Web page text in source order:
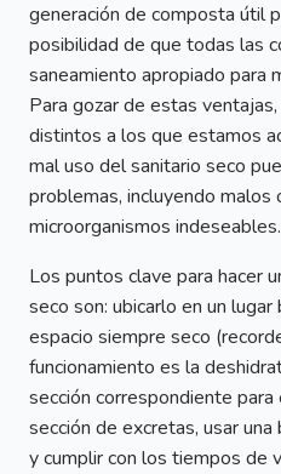
generación de composta útil
posibilidad de que todas las
saneamiento apropiado para
Para gozar de estas
distintos a los que estamos
mal uso del sanitario seco
problemas, incluyendo
microorganismos indeseables.
Los puntos clave para hacer
seco son: ubicarlo en un
espacio siempre seco
funcionamiento es la
sección correspondiente
sección de excretas, usar
y cumplir con los tiempos de